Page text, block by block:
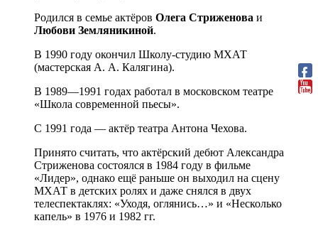
Родился в семье актёров Олега Стриженова и
Любови Земляникиной.
В 1990 году окончил Школу-студию МХАТ
(мастерская А. А. Калягина).
В 1989—1991 годах работал в московском театре
«Школа современной пьесы».
С 1991 года — актёр театра Антона Чехова.
Принято считать, что актёрский дебют Александра
Стриженова состоялся в 1984 году в фильме
«Лидер», однако ещё раньше он выходил на сцену
МХАТ в детских ролях и даже снялся в двух
телеспектаклях: «Уходя, оглянись…» и «Несколько
капель» в 1976 и 1982 гг.